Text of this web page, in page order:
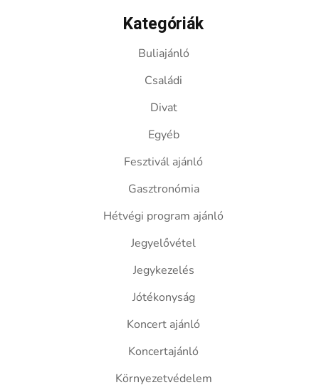
Kategóriák
Buliajánló
Családi
Divat
Egyéb
Fesztivál ajánló
Gasztronómia
Hétvégi program ajánló
Jegyelővétel
Jegykezelés
Jótékonyság
Koncert ajánló
Koncertajánló
Környezetvédelem